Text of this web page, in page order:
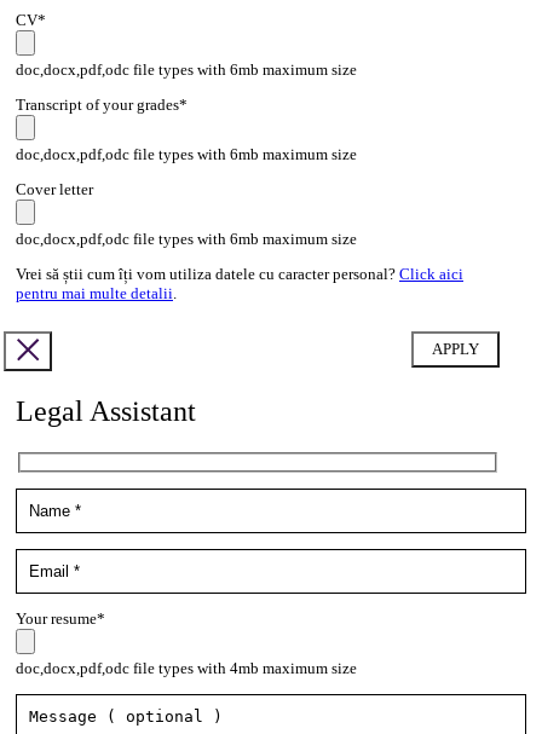
CV*
doc,docx,pdf,odc file types with 6mb maximum size
Transcript of your grades*
doc,docx,pdf,odc file types with 6mb maximum size
Cover letter
doc,docx,pdf,odc file types with 6mb maximum size
Vrei să știi cum îți vom utiliza datele cu caracter personal? Click aici
pentru mai multe detalii.
Legal Assistant
Your resume*
doc,docx,pdf,odc file types with 4mb maximum size